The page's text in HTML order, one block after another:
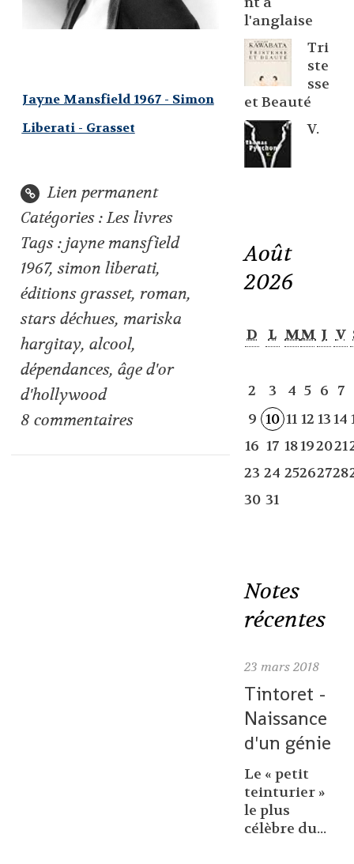
Jayne Mansfield 1967 - Simon
Liberati - Grasset
Lien permanent
Catégories :Les livres
Tags : jayne mansfield
1967,simon liberati,
éditions grasset, roman,
stars déchues, mariska
hargitay,alcool,
dépendances,âge d'or
d'hollywood
8 commentaires
l'anglaise
Tri
ste
sse
et Beauté
V.
Août
2026
D L MM J V
2 3 4 5 6 7
9 10 11 12 1314
16 17 18192021
23 24 25262728
30 31
Notes
récentes
23 mars 2018
Tintoret -
Naissance
d'un génie
Le « petit
teinturier »
le plus
célèbre du...